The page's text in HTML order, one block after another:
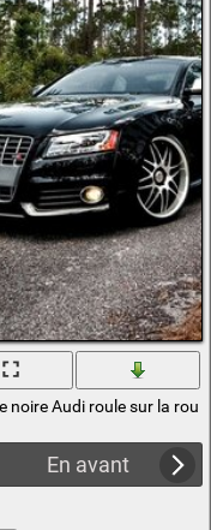
mur de briques avec des
noire Audi roule sur la
En avant